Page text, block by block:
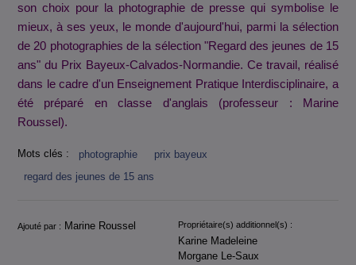
son choix pour la photographie de presse qui symbolise le
mieux, à ses yeux, le monde d'aujourd'hui, parmi la sélection
de 20 photographies de la sélection "Regard des jeunes de 15
ans" du Prix Bayeux-Calvados-Normandie. Ce travail, réalisé
dans le cadre d'un Enseignement Pratique Interdisciplinaire, a
été préparé en classe d'anglais (professeur : Marine
Roussel).
Mots clés : photographie
prix bayeux
regard des jeunes de 15 ans
Informations
Ajouté par : Marine Roussel Propriétaire(s) additionnel(s) :
Karine Madeleine
Morgane Le-Saux